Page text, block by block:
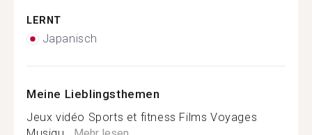
LERNT
Japanisch
Meine Lieblingsthemen
Jeux vidéo Sports et fitness Films Voyages